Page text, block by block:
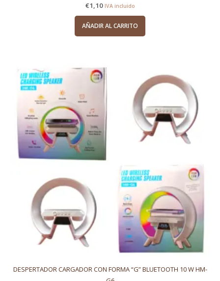
€1,10 IVA incluido
AÑADIR AL CARRITO
DESPERTADOR CARGADOR CON FORMA “G” BLUETOOTH 10 W HM-